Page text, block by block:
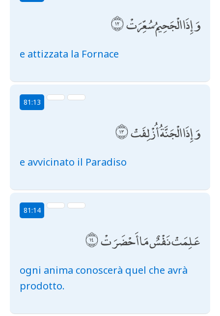
وَإِذَا الْجَحِيمُ سُعِّرَتْ
e attizzata la Fornace
81:13
وَإِذَا الْجَنَّةُ أُزْلِفَتْ
e avvicinato il Paradiso
81:14
عَلِمَتْ نَفْسٌ مَا أَحْضَرَتْ
ogni anima conoscerà quel che avrà
prodotto.